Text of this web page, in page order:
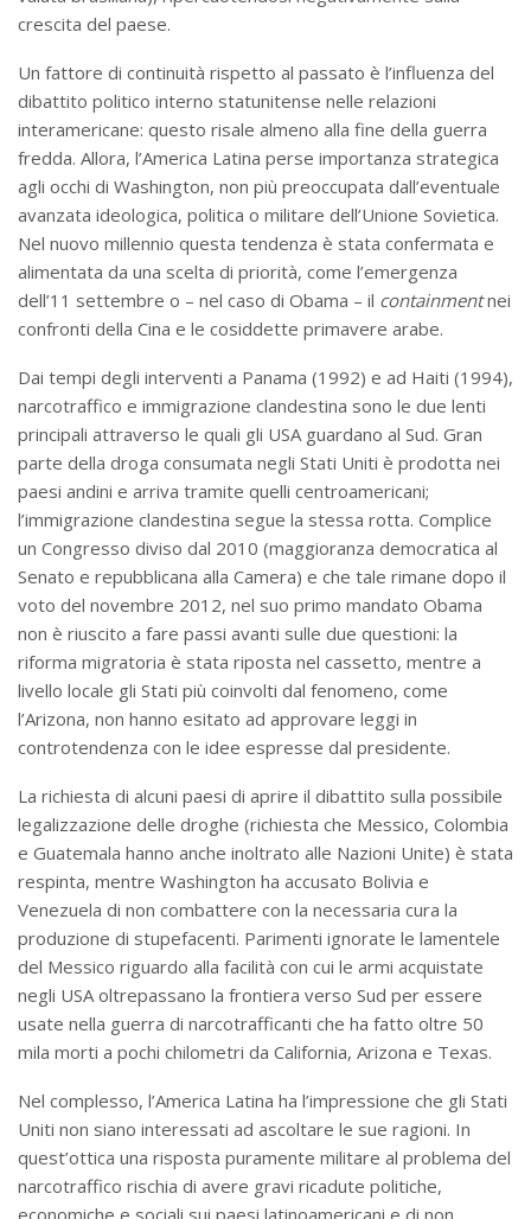
crescita del paese.
Un fattore di continuità rispetto al passato è l’influenza del
dibattito politico interno statunitense nelle relazioni
interamericane: questo risale almeno alla fine della guerra
fredda. Allora, l’America Latina perse importanza strategica
agli occhi di Washington, non più preoccupata dall’eventuale
avanzata ideologica, politica o militare dell’Unione Sovietica.
Nel nuovo millennio questa tendenza è stata confermata e
alimentata da una scelta di priorità, come l’emergenza
dell’11 settembre o – nel caso di Obama – il containmentnei
confronti della Cina e le cosiddette primavere arabe.
Dai tempi degli interventi a Panama (1992) e ad Haiti (1994),
narcotraffico e immigrazione clandestina sono le due lenti
principali attraverso le quali gli USA guardano al Sud. Gran
parte della droga consumata negli Stati Uniti è prodotta nei
paesi andini e arriva tramite quelli centroamericani;
l’immigrazione clandestina segue la stessa rotta. Complice
un Congresso diviso dal 2010 (maggioranza democratica al
Senato e repubblicana alla Camera) e che tale rimane dopo il
voto del novembre 2012, nel suo primo mandato Obama
non è riuscito a fare passi avanti sulle due questioni: la
riforma migratoria è stata riposta nel cassetto, mentre a
livello locale gli Stati più coinvolti dal fenomeno, come
l’Arizona, non hanno esitato ad approvare leggi in
controtendenza con le idee espresse dal presidente.
La richiesta di alcuni paesi di aprire il dibattito sulla possibile
legalizzazione delle droghe (richiesta che Messico, Colombia
e Guatemala hanno anche inoltrato alle Nazioni Unite) è stata
respinta, mentre Washington ha accusato Bolivia e
Venezuela di non combattere con la necessaria cura la
produzione di stupefacenti. Parimenti ignorate le lamentele
del Messico riguardo alla facilità con cui le armi acquistate
negli USA oltrepassano la frontiera verso Sud per essere
usate nella guerra di narcotrafficanti che ha fatto oltre 50
mila morti a pochi chilometri da California, Arizona e Texas.
Nel complesso, l’America Latina ha l’impressione che gli Stati
Uniti non siano interessati ad ascoltare le sue ragioni. In
quest’ottica una risposta puramente militare al problema del
narcotraffico rischia di avere gravi ricadute politiche,